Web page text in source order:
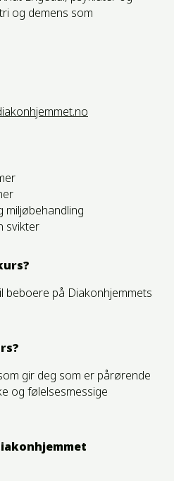
og demens som
svikter
beboere på Diakonhjemmets
gir deg som er pårørende
og følelsesmessige